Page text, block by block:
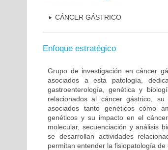
CÁNCER GÁSTRICO
Enfoque estratégico
Grupo de investigación en cáncer
asociados a esta patología,
gastroenterología, genética y
relacionados al cáncer gástrico,
asociados tanto genéticos cómo
genéticos y su impacto en el
molecular, secuenciación y análisis
se desarrollan actividades
permitan entender la fisiopatología de